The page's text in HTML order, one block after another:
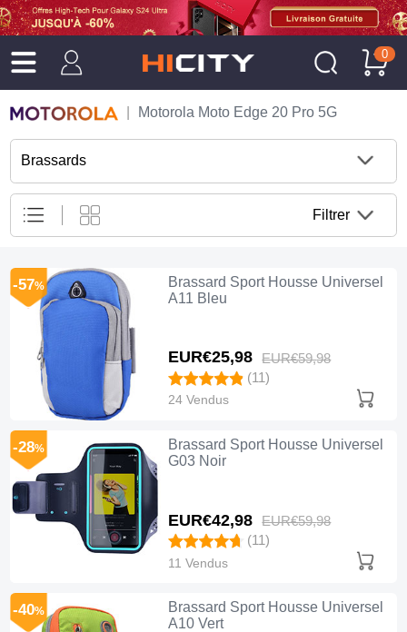
0
Motorola Moto Edge 20 Pro 5G
Brassards
Filtrer
Brassard Sport Housse Universel
A11 Bleu
EUR€25,98 EUR€59,98
-57%
(11)
24 Vendus
Brassard Sport Housse Universel
G03 Noir
EUR€42,98 EUR€59,98
-28%
(11)
11 Vendus
Brassard Sport Housse Universel
A10 Vert
-40%